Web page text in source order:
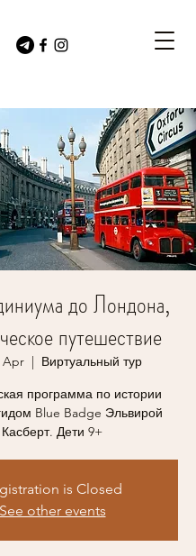
до Лондона,
путешествие
Apr
  |
Виртуальный тур
программа по истории
Blue Badge Эльвирой
Касберт. Дети 9+
is Closed
See other events